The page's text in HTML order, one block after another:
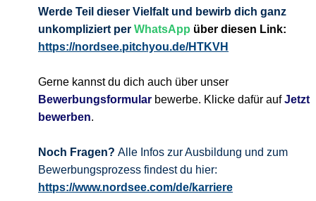
Werde Teil dieser Vielfalt und bewirb dich ganz
unkompliziert per WhatsApp über diesen Link:
https://nordsee.pitchyou.de/HTKVH
Gerne kannst du dich auch über unser
Bewerbungsformular bewerbe. Klicke dafür aufJetzt
bewerben.
Noch Fragen? Alle Infos zur Ausbildung und zum
Bewerbungsprozess findest du hier:
https://www.nordsee.com/de/karriere